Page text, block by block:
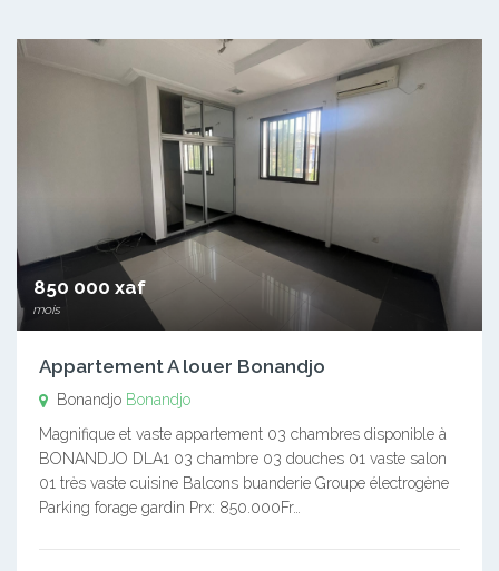
850 000 xaf
mois
Appartement A louer Bonandjo
Bonandjo Bonandjo
Magnifique et vaste appartement 03 chambres disponible à
BONANDJO DLA1 03 chambre 03 douches 01 vaste salon
01 très vaste cuisine Balcons buanderie Groupe électrogène
Parking forage gardin Prx: 850.000Fr…